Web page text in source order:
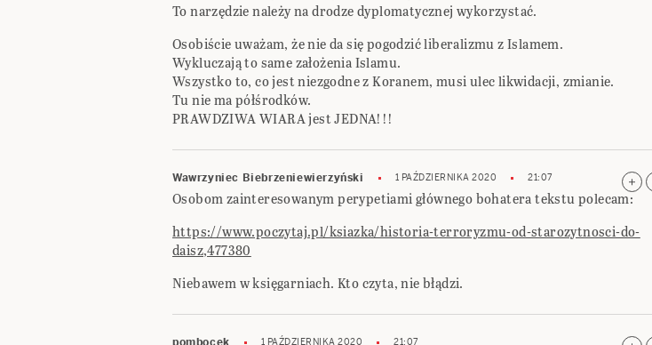
To narzędzie należy na drodze dyplomatycznej wykorzystać.
Osobiście uważam, że nie da się pogodzić liberalizmu z Islamem.
Wykluczają to same założenia Islamu.
Wszystko to, co jest niezgodne z Koranem, musi ulec likwidacji, zmianie.
Tu nie ma półśrodków.
PRAWDZIWA WIARA jest JEDNA!!!
Wawrzyniec Biebrzeniewierzyński 1 PAŹDZIERNIKA 2020 21:07
Osobom zainteresowanym perypetiami głównego bohatera tekstu polecam:
https://www.poczytaj.pl/ksiazka/historia-terroryzmu-od-starozytnosci-do-
daisz,477380
Niebawem w księgarniach. Kto czyta, nie błądzi.
1 PAŹDZIERNIKA 2020 21:07